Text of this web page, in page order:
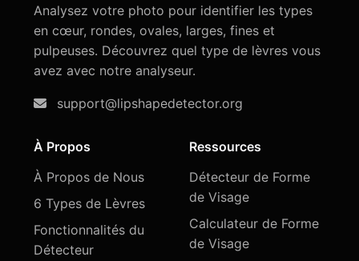
Analysez votre photo pour identifier les types
en cœur, rondes, ovales, larges, fines et
pulpeuses. Découvrez quel type de lèvres vous
avez avec notre analyseur.
support@lipshapedetector.org
À Propos
À Propos de Nous
6 Types de Lèvres
Fonctionnalités du
Détecteur
Ressources
Détecteur de Forme
de Visage
Calculateur de Forme
de Visage